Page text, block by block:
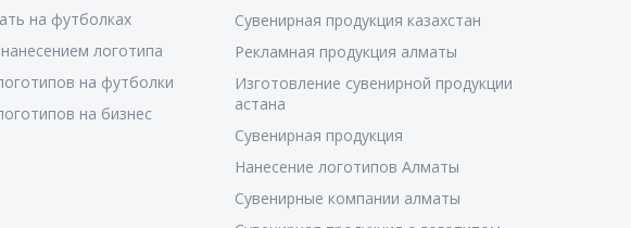
на футболках
логотипа
на футболки
на бизнес
Сувенирная продукция казахстан
Рекламная продукция алматы
Изготовление сувенирной продукции
астана
Сувенирная продукция
Нанесение логотипов Алматы
Сувенирные компании алматы